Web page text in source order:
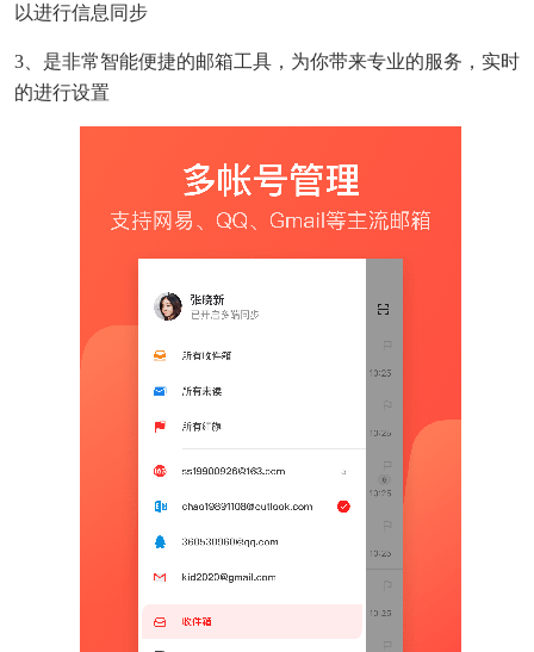
以进行信息同步
3、是非常智能便捷的邮箱工具，为你带来专业的服务，实时
的进行设置